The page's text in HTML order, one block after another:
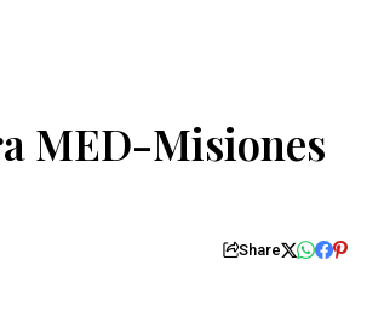
MED-Misiones
Share